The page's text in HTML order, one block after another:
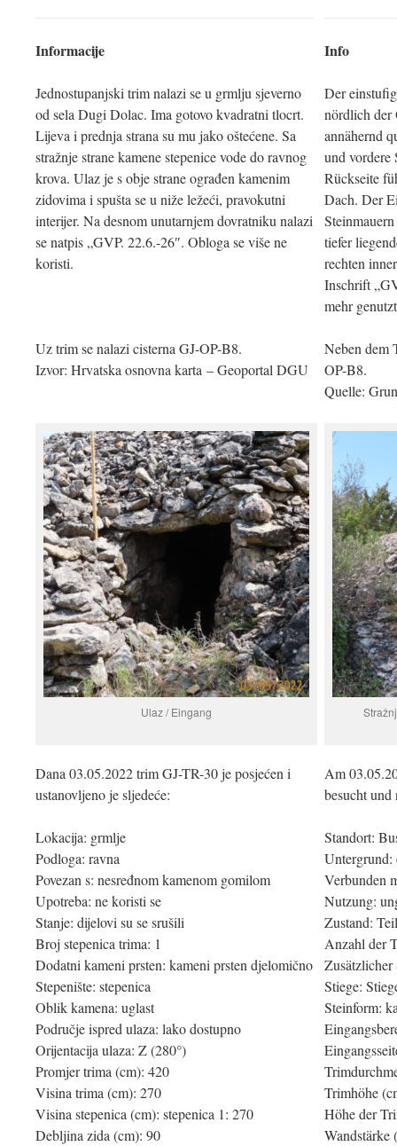
Informacije
Jednostupanjski trim nalazi se u grmlju sjeverno
od sela Dugi Dolac. Ima gotovo kvadratni tlocrt.
Lijeva i prednja strana su mu jako oštećene. Sa
stražnje strane kamene stepenice vode do ravnog
krova. Ulaz je s obje strane ograđen kamenim
zidovima i spušta se u niže ležeći, pravokutni
interijer. Na desnom unutarnjem dovratniku nalazi
se natpis „GVP. 22.6.-26″. Obloga se više ne
koristi.
Info
Der
nördlich der
annähernd
und vordere
Rückseite
Dach. Der
tiefer
rechten
Inschrift
mehr
Uz trim se nalazi cisterna GJ-OP-B8.
Izvor: Hrvatska osnovna karta – Geoportal DGU
Neben dem
OP-B8.
Quelle:
Ulaz / Eingang
Dana 03.05.2022 trim GJ-TR-30 je posjećen i
ustanovljeno je sljedeće:
Lokacija: grmlje
Podloga: ravna
Povezan s: nesređnom kamenom gomilom
Upotreba: ne koristi se
Stanje: dijelovi su se srušili
Broj stepenica trima: 1
Dodatni kameni prsten: kameni prsten djelomično
Stepenište: stepenica
Oblik kamena: uglast
Područje ispred ulaza: lako dostupno
Orijentacija ulaza: Z (280°)
Promjer trima (cm): 420
Visina trima (cm): 270
Visina stepenica (cm): stepenica 1: 270
Debljina zida (cm): 90
Am
besucht und
Standort:
Untergrund:
Verbunden
Nutzung:
Zustand:
Anzahl der
Stiege:
Steinform:
Trimhöhe
Höhe der
Wandstärke